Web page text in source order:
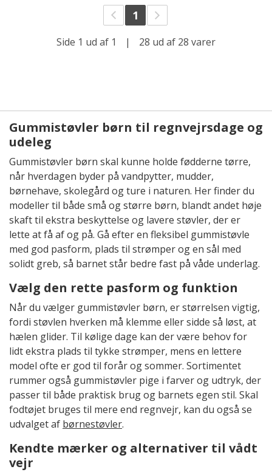
1
Side 1 ud af 1 | 28 ud af 28 varer
Gummistøvler børn til regnvejrsdage og
udeleg
Gummistøvler børn skal kunne holde fødderne tørre,
når hverdagen byder på vandpytter, mudder,
børnehave, skolegård og ture i naturen. Her finder du
modeller til både små og større børn, blandt andet høje
skaft til ekstra beskyttelse og lavere støvler, der er
lette at få af og på. Gå efter en fleksibel gummistøvle
med god pasform, plads til strømper og en sål med
solidt greb, så barnet står bedre fast på våde underlag.
Vælg den rette pasform og funktion
Når du vælger gummistøvler børn, er størrelsen vigtig,
fordi støvlen hverken må klemme eller sidde så løst, at
hælen glider. Til kølige dage kan der være behov for
lidt ekstra plads til tykke strømper, mens en lettere
model ofte er god til forår og sommer. Sortimentet
rummer også gummistøvler pige i farver og udtryk, der
passer til både praktisk brug og barnets egen stil. Skal
fodtøjet bruges til mere end regnvejr, kan du også se
udvalget af børnestøvler.
Kendte mærker og alternativer til vådt
vejr